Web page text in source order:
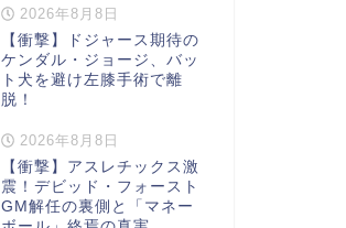
2026年8月8日
【衝撃】ドジャース期待の
ケンダル・ジョージ、バッ
ト犬を避け左膝手術で離
脱！
2026年8月8日
【衝撃】アスレチックス激
震！デビッド・フォースト
GM解任の裏側と「マネー